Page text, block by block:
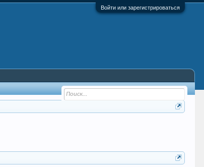
Войти или зарегистрироваться